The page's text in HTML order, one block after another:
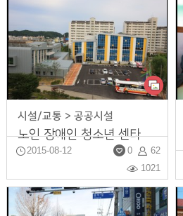
시설/교통 > 공공시설
노인 장애인 청소년 센타
2015-08-12 62
0
1021